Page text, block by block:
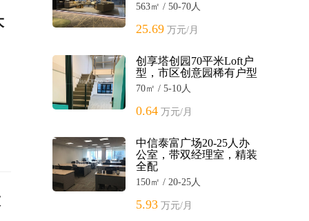
563㎡ / 50-70人
25.69 万元/月
创享塔创园70平米Loft户
型，市区创意园稀有户型
70㎡ / 5-10人
0.64 万元/月
中信泰富广场20-25人办
公室，带双经理室，精装
全配
150㎡ / 20-25人
5.93 万元/月